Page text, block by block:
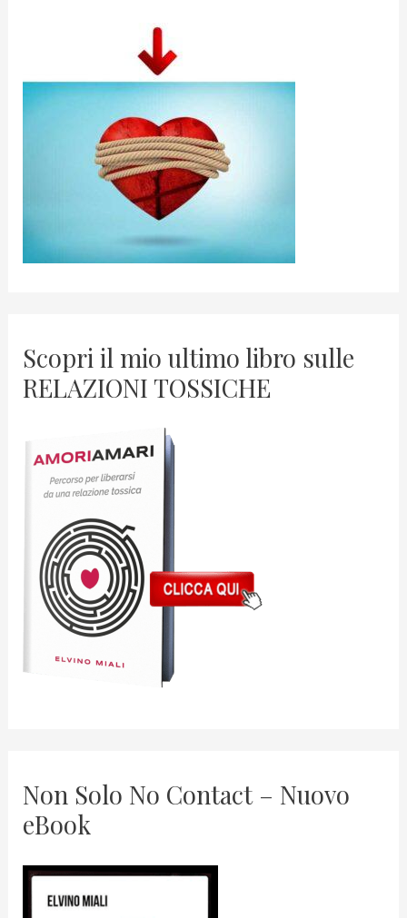
Scopri il mio ultimo libro sulle
RELAZIONI TOSSICHE
Non Solo No Contact – Nuovo
eBook